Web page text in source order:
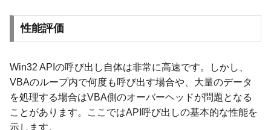
性能評価
Win32 APIの呼び出し自体は非常に高速です。しかし、
VBAのループ内で何度も呼び出す場合や、大量のデータ
を処理する場合はVBA側のオーバーヘッドが問題となる
ことがあります。ここではAPI呼び出しの基本的な性能を
示します。